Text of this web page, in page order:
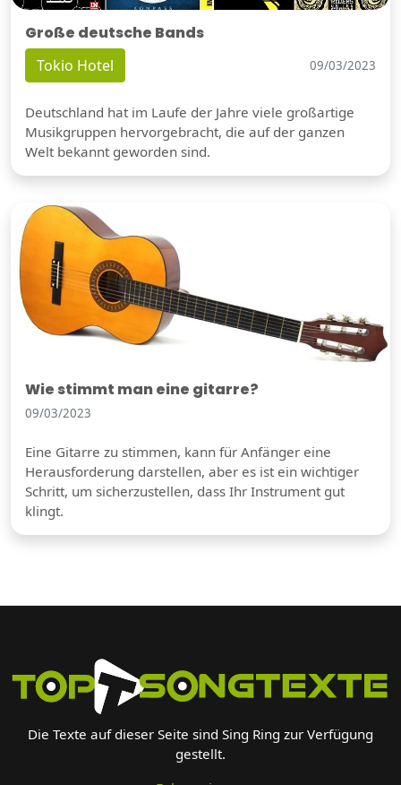
Große deutsche Bands
Tokio Hotel 09/03/2023
Deutschland hat im Laufe der Jahre viele großartige
Musikgruppen hervorgebracht, die auf der ganzen
Welt bekannt geworden sind.
Wie stimmt man eine gitarre?
09/03/2023
Eine Gitarre zu stimmen, kann für Anfänger eine
Herausforderung darstellen, aber es ist ein wichtiger
Schritt, um sicherzustellen, dass Ihr Instrument gut
klingt.
Die Texte auf dieser Seite sind Sing Ring zur Verfügung
gestellt.